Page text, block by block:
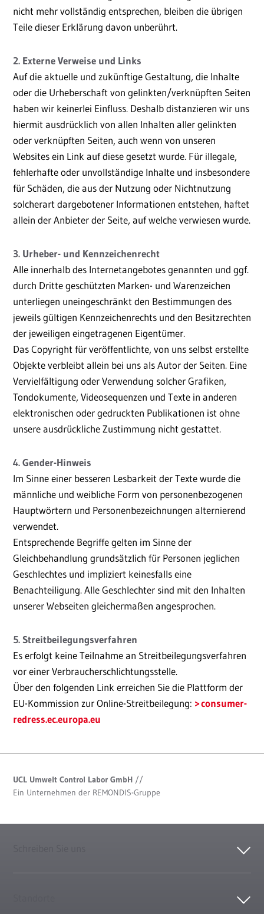
nicht mehr vollständig entsprechen, bleiben die übrigen
Teile dieser Erklärung davon unberührt.
2. Externe Verweise und Links
Auf die aktuelle und zukünftige Gestaltung, die Inhalte
oder die Urheberschaft von gelinkten/verknüpften Seiten
haben wir keinerlei Einfluss. Deshalb distanzieren wir uns
hiermit ausdrücklich von allen Inhalten aller gelinkten
oder verknüpften Seiten, auch wenn von unseren
Websites ein Link auf diese gesetzt wurde. Für illegale,
fehlerhafte oder unvollständige Inhalte und insbesondere
für Schäden, die aus der Nutzung oder Nichtnutzung
solcherart dargebotener Informationen entstehen, haftet
allein der Anbieter der Seite, auf welche verwiesen wurde.
3. Urheber- und Kennzeichenrecht
Alle innerhalb des Internetangebotes genannten und ggf.
durch Dritte geschützten Marken- und Warenzeichen
unterliegen uneingeschränkt den Bestimmungen des
jeweils gültigen Kennzeichenrechts und den Besitzrechten
der jeweiligen eingetragenen Eigentümer.
Das Copyright für veröffentlichte, von uns selbst erstellte
Objekte verbleibt allein bei uns als Autor der Seiten. Eine
Vervielfältigung oder Verwendung solcher Grafiken,
Tondokumente, Videosequenzen und Texte in anderen
elektronischen oder gedruckten Publikationen ist ohne
unsere ausdrückliche Zustimmung nicht gestattet.
4. Gender-Hinweis
Im Sinne einer besseren Lesbarkeit der Texte wurde die
männliche und weibliche Form von personenbezogenen
Hauptwörtern und Personenbezeichnungen alternierend
verwendet.
Entsprechende Begriffe gelten im Sinne der
Gleichbehandlung grundsätzlich für Personen jeglichen
Geschlechtes und impliziert keinesfalls eine
Benachteiligung. Alle Geschlechter sind mit den Inhalten
unserer Webseiten gleichermaßen angesprochen.
5. Streitbeilegungsverfahren
Es erfolgt keine Teilnahme an Streitbeilegungsverfahren
vor einer Verbraucherschlichtungsstelle.
Über den folgenden Link erreichen Sie die Plattform der
EU-Kommission zur Online-Streitbeilegung:
consumer-
redress.ec.europa.eu
UCL Umwelt Control Labor GmbH //
Ein Unternehmen der REMONDIS-Gruppe